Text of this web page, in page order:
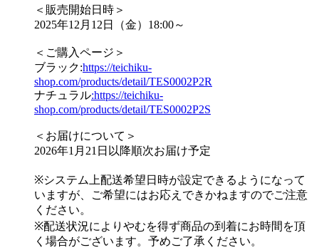
＜販売開始日時＞
2025年12月12日（金）18:00～
＜ご購入ページ＞
ブラック:https://teichiku-
shop.com/products/detail/TES0002P2R
ナチュラル:https://teichiku-
shop.com/products/detail/TES0002P2S
＜お届けについて＞
2026年1月21日以降順次お届け予定
※システム上配送希望日時が設定できるようになって
いますが、ご希望にはお応えできかねますのでご注意
ください。
※配送状況によりやむを得ず商品の到着にお時間を頂
く場合がございます。予めご了承ください。